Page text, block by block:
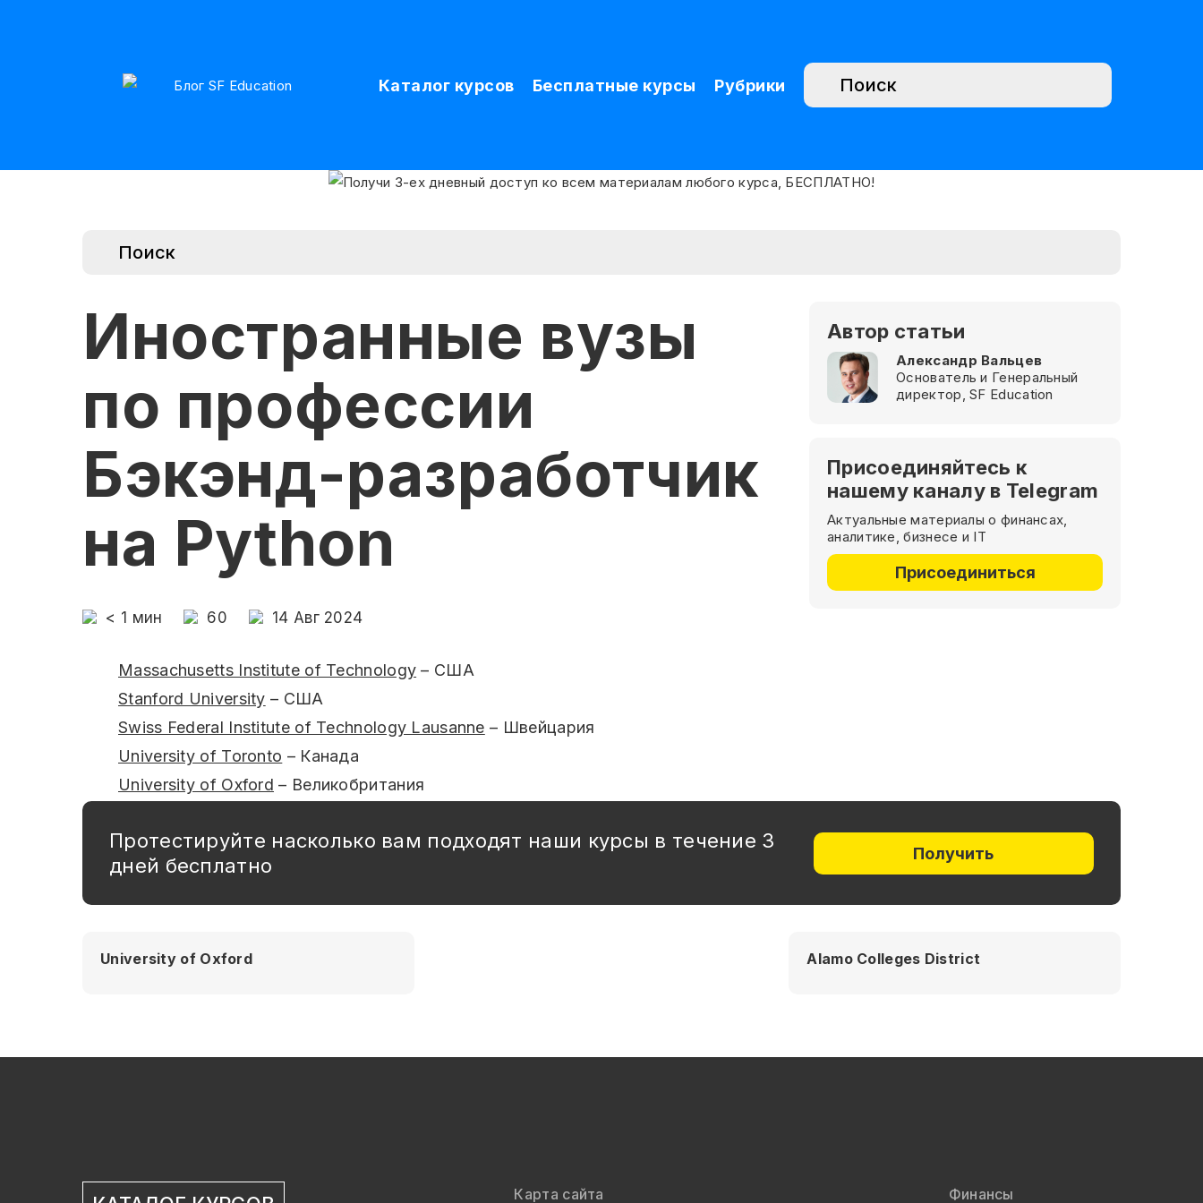
Каталог курсов Бесплатные курсы Рубрики
Иностранные вузы
по профессии
Бэкэнд-разработчик
на Python
< 1 мин 60 14 Авг 2024
Автор статьи
Александр Вальцев
Основатель и Генеральный
директор, SF Education
Присоединяйтесь к
нашему каналу в Telegram
Актуальные материалы о финансах,
аналитике, бизнесе и IT
Присоединиться
Massachusetts Institute of Technology – США
Stanford University – США
Swiss Federal Institute of Technology Lausanne – Швейцария
University of Toronto – Канада
University of Oxford – Великобритания
Протестируйте насколько вам подходят наши курсы в течение 3
дней бесплатно
Получить
University of Oxford Alamo Colleges District
Карта сайта Финансы